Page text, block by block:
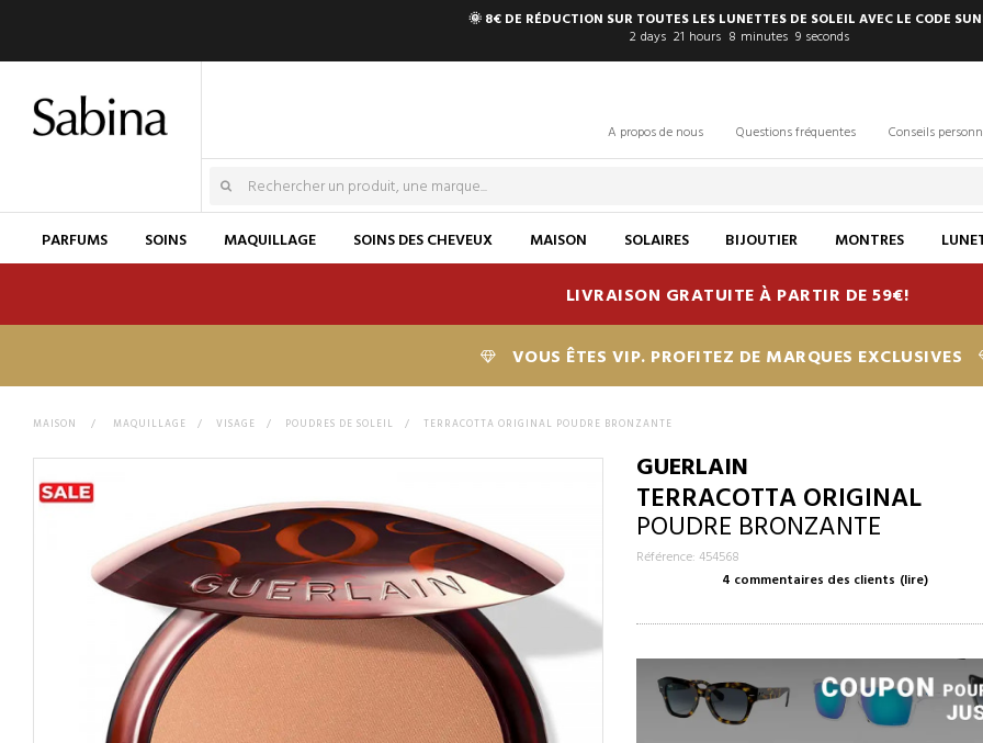
🌞 8€ DE RÉDUCTION SUR TOUTES LES LUNETTES DE SOLEIL AVEC LE CODE
2 days 21 hours 8 minutes 8 seconds
A propos de nous
Questions fréquentes Conseils
PARFUMS SOINS MAQUILLAGE SOINS DES CHEVEUX MAISON SOLAIRES BIJOUTIER MONTRES
LIVRAISON GRATUITE À PARTIR DE 59€!
VOUS ÊTES VIP. PROFITEZ DE MARQUES EXCLUSIVES
MAISON > MAQUILLAGE > VISAGE > POUDRES DE SOLEIL > TERRACOTTA ORIGINAL POUDRE BRONZANTE
GUERLAIN
TERRACOTTA ORIGINAL
POUDRE BRONZANTE
Référence: 454568
4 commentaires des clients (lire)